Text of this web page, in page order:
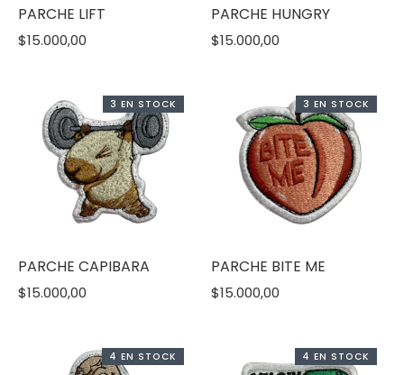
PARCHE LIFT
$15.000,00
PARCHE HUNGRY
$15.000,00
3 EN STOCK
PARCHE CAPIBARA
$15.000,00
3 EN STOCK
PARCHE BITE ME
$15.000,00
4 EN STOCK 4 EN STOCK